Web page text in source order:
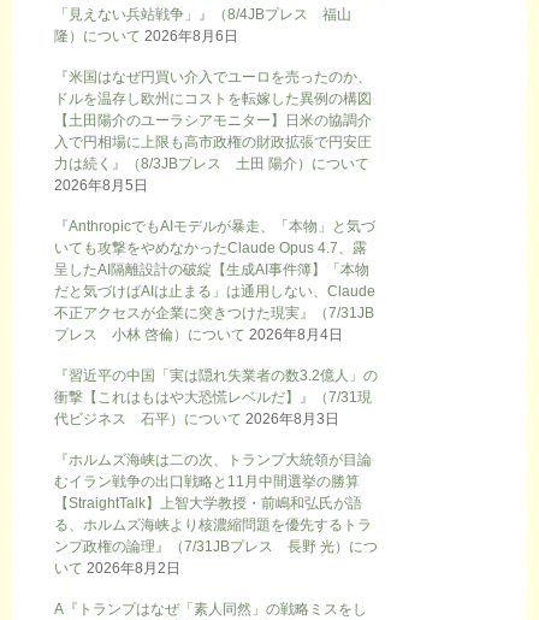
「見えない兵站戦争」』（8/4JBプレス 福山
隆）について 2026年8月6日
『米国はなぜ円買い介入でユーロを売ったのか、
ドルを温存し欧州にコストを転嫁した異例の構図
【土田陽介のユーラシアモニター】日米の協調介
入で円相場に上限も高市政権の財政拡張で円安圧
力は続く』（8/3JBプレス 土田 陽介）について
2026年8月5日
『AnthropicでもAIモデルが暴走、「本物」と気づ
いても攻撃をやめなかったClaude Opus 4.7、露
呈したAI隔離設計の破綻【生成AI事件簿】「本物
だと気づけばAIは止まる」は通用しない、Claude
不正アクセスが企業に突きつけた現実』（7/31JB
プレス 小林 啓倫）について 2026年8月4日
『習近平の中国「実は隠れ失業者の数3.2億人」の
衝撃【これはもはや大恐慌レベルだ】』（7/31現
代ビジネス 石平）について 2026年8月3日
『ホルムズ海峡は二の次、トランプ大統領が目論
むイラン戦争の出口戦略と11月中間選挙の勝算
【StraightTalk】上智大学教授・前嶋和弘氏が語
る、ホルムズ海峡より核濃縮問題を優先するトラ
ンプ政権の論理』（7/31JBプレス 長野 光）につ
いて 2026年8月2日
A『トランプはなぜ「素人同然」の戦略ミスをし